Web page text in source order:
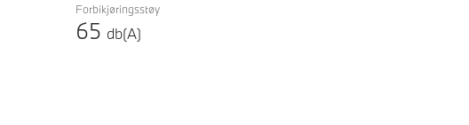
Forbikjøringsstøy
65 db(A)